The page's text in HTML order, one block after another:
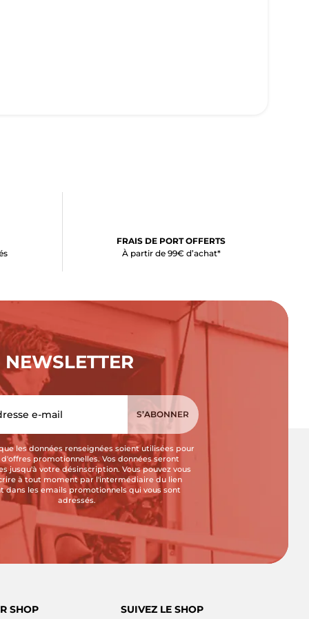
FRAIS DE PORT OFFERTS
À partir de 99€ d’achat*
NEWSLETTER
les données renseignées soient utilisées pour
d'offres promotionnelles. Vos données seront
jusqu'à votre désinscription. Vous pouvez vous
à tout moment par l'intermédiaire du lien
dans les emails promotionnels qui vous sont
adressés.
SHOP SUIVEZ LE SHOP